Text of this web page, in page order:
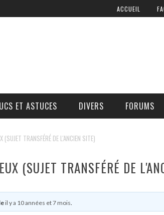
ACCUEIL
ET ASTUCES DIVERS FORUMS
(SUJET TRANSFÉRÉ DE L'ANCIEN SITE)
(SUJET TRANSFÉRÉ DE
il y a 10 années et 7 mois.